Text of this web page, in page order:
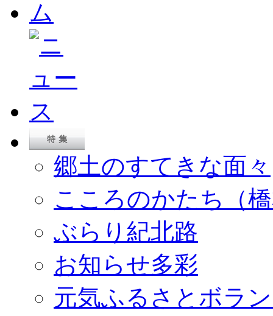
郷土のすてきな面々
こころのかたち（
ぶらり紀北路
お知らせ多彩
元気ふるさとボラ